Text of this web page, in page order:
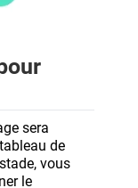
sera
de
vous
le